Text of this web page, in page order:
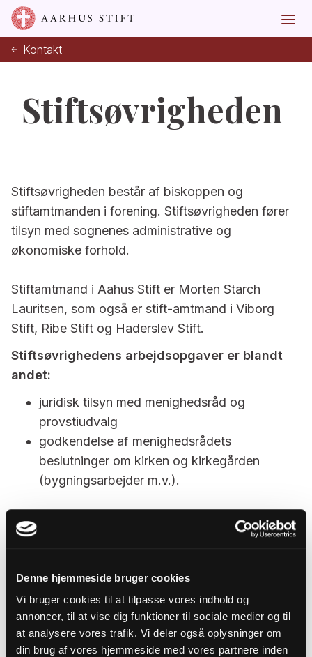
Denne hjemmeside bruger cookies
Vi bruger cookies til at tilpasse vores indhold og
annoncer, til at vise dig funktioner til sociale medier og til
at analysere vores trafik. Vi deler også oplysninger om
din brug af vores hjemmeside med vores partnere inden
Kontakt
Stiftsøvrigheden
Stiftsøvrigheden består af biskoppen og
stiftamtmanden i forening. Stiftsøvrigheden fører
tilsyn med sognenes administrative og
økonomiske forhold.
Stiftamtmand i Aahus Stift er Morten Starch
Lauritsen, som også er stift-amtmand i Viborg
Stift, Ribe Stift og Haderslev Stift.
Stiftsøvrighedens arbejdsopgaver er blandt
andet:
juridisk tilsyn med menighedsråd og
provstiudvalg
godkendelse af menighedsrådets
beslutninger om kirken og kirkegården
(bygningsarbejder m.v.).